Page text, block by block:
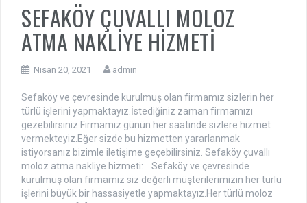
SEFAKÖY ÇUVALLI MOLOZ
ATMA NAKLİYE HİZMETİ
Nisan 20, 2021 admin
Sefaköy ve çevresinde kurulmuş olan firmamız sizlerin her
türlü işlerini yapmaktayız.İstediğiniz zaman firmamızı
gezebilirsiniz.Firmamız günün her saatinde sizlere hizmet
vermekteyiz.Eğer sizde bu hizmetten yararlanmak
istiyorsanız bizimle iletişime geçebilirsiniz. Sefaköy çuvallı
moloz atma nakliye hizmeti: Sefaköy ve çevresinde
kurulmuş olan firmamız siz değerli müşterilerimizin her türlü
işlerini büyük bir hassasiyetle yapmaktayız.Her türlü moloz